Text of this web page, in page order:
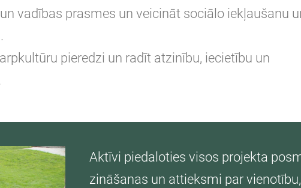
vadības prasmes un veicināt sociālo iekļaušanu
pieredzi un radīt atzinību, iecietību un
Aktīvi piedaloties visos projekta
zināšanas un attieksmi par